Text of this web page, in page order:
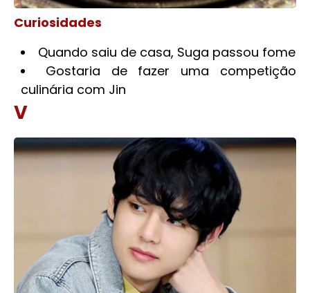
Curiosidades
Quando saiu de casa, Suga passou fome
Gostaria de fazer uma competição
culinária com Jin
V